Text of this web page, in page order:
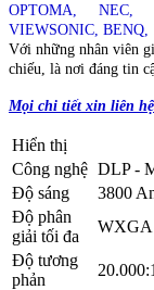
OPTOMA, NEC,
VIEWSONIC,
Với những nhân viên
chiếu, là nơi đáng tin
Mọi chi tiết xin liên
Hiển thị
Công nghệ DLP -
Độ sáng
3800
Độ phân
giải tối đa
WXGA
Độ tương
phản
20.000:1